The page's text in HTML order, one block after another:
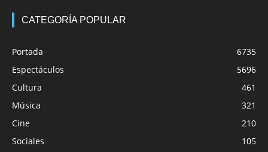
CATEGORÍA POPULAR
Portada
6735
Espectáculos
5696
Cultura
461
Música
321
Cine
210
Sociales
105